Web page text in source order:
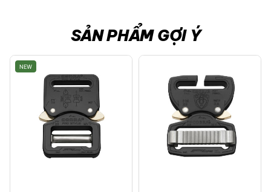
Cũng giống như tất cả các sản phẩm được Chuyentactical thiết kế và
sản xuất, đây là chiếc túi đeo được sinh ra từ nhu cầu sử dụng. Tức là
nhu cầu có trước, sản phẩm có sau. Chúng tôi tin một chiếc túi đủ tốt
là chiếc túi có thể hỗ trợ một cách thiết thực và nhanh gọn cho các
thao tác của bạn trong cuộc sống hằng ngày.
Thông số kĩ thuật túi đeo chéo EDC CT5
Kích thước và thể tích của loại túi này là trung bình cộng của túi bao
tử (Waist pack) và túi đeo chéo (Messenger). Nó kết hợp được cả 2
ưu điểm: rộng rãi và linh hoạt.
Kích thước: 26 x 13 x 10 cm
SẢN PHẨM GỢI Ý
NEW